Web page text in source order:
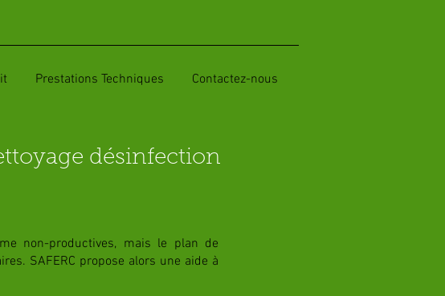
Prestations Techniques Contactez-nous
désinfection
non-productives, mais le plan de
SAFERC propose alors une aide à